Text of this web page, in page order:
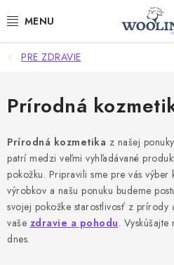
na
AKCIE
OBLEČENIE Z VLNY
DOMOV A SPANIE
SAUNA A ZDRAVIE
ZÁHRADA
PRE ZDRAVIE
Prírodná
Prírodná kozmetika z našej
patrí medzi veľmi vyhľadávané
pokožku. Pripravili sme pre vás výber
výrobkov a našu ponuku budeme
svojej pokožke starostlivosť z
vaše zdravie a pohodu.
dnes.